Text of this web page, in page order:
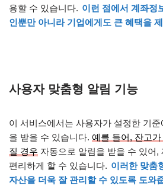
용할 수 있습니다. 이런 점에서 계좌정
인뿐만 아니라 기업에게도 큰 혜택을
사용자 맞춤형 알림 기능
이 서비스에서는 사용자가 설정한 기
을 받을 수 있습니다. 예를 들어, 잔고
질 경우 자동으로 알림을 받을 수 있어,
편리하게 할 수 있습니다. 이러한 맞춤
자산을 더욱 잘 관리할 수 있도록 도와